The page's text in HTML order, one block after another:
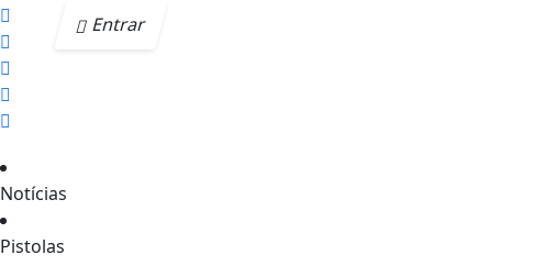
Entrar
Notícias
Pistolas